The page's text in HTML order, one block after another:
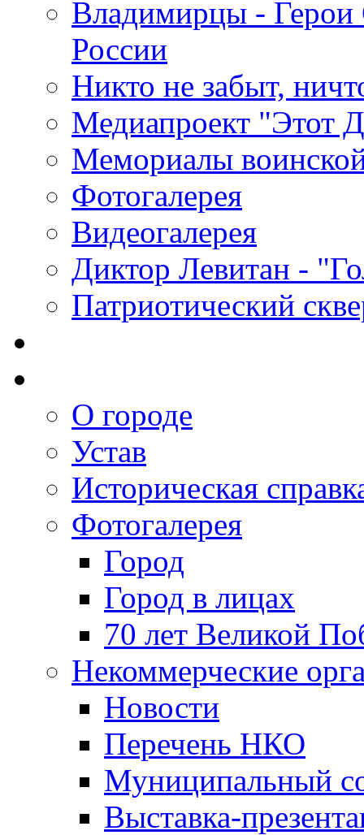
Владимирцы - Герои
России
Никто не забыт,
Медиапроект "Этот
Мемориалы
Фотогалерея
Видеогалерея
Диктор Левитан -
Патриотический
О городе
Устав
Историческая
Фотогалерея
Город
Город в лицах
70 лет Великой
Некоммерческие
Новости
Перечень НКО
Муниципальный
Выставка-